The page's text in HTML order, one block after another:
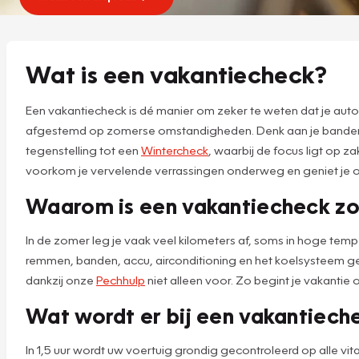
Wat is een vakantiecheck?
Een vakantiecheck is dé manier om zeker te weten dat je
afgestemd op zomerse omstandigheden. Denk aan je
tegenstelling tot een Wintercheck , waarbij de focus ligt op
voorkom je vervelende verrassingen onderweg en geniet je
Waarom is een vakantiecheck
In de zomer leg je vaak veel kilometers af, soms in hoge
remmen, banden, accu, airconditioning en het koelsysteem
dankzij onze Pechhulp niet alleen voor. Zo begint je vakantie
Wat wordt er bij een
In 1,5 uur wordt uw voertuig grondig gecontroleerd op alle